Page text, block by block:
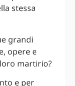
stessa
grandi
opere e
martirio?
e per